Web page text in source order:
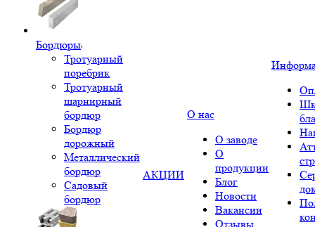
Бордюры
Тротуарный
поребрик
Тротуарный
шарнирный
бордюр
Бордюр
дорожный
Металлический
бордюр
Садовый
бордюр
АКЦИИ
О нас
О заводе
О
продукции
Блог
Новости
Вакансии
Отзывы